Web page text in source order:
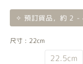
✧ 預訂貨品，約 2 -
尺寸 : 22cm
22.5cm